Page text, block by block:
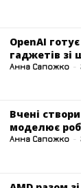
OpenAI
гаджетів
Анна Сапожко -
Вчені
моделює
Анна Сапожко -